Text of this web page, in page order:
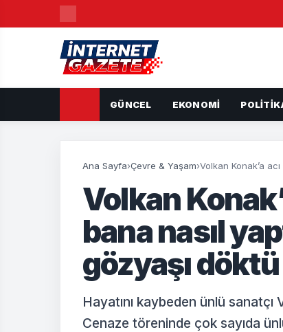
GÜNCEL EKONOMI
Ana Sayfa›Çevre & Yaşam›Volkan Konak’a
Volkan
bana nasıl
gözyaşı döktü
Hayatını kaybeden ünlü sanatçı
Cenaze töreninde çok sayıda